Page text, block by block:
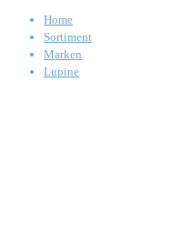
Home
Sortiment
Marken
Lupine